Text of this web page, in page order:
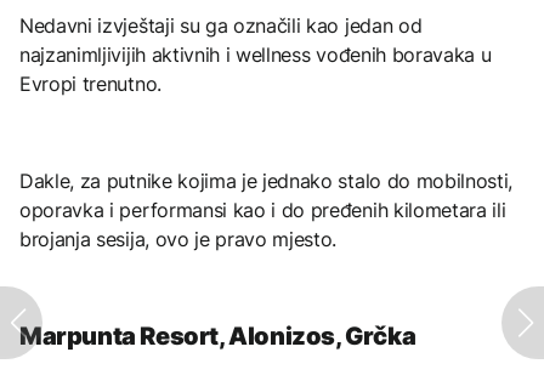
Nedavni izvještaji su ga označili kao jedan od
najzanimljivijih aktivnih i wellness vođenih boravaka u
Evropi trenutno.
Dakle, za putnike kojima je jednako stalo do mobilnosti,
oporavka i performansi kao i do pređenih kilometara ili
brojanja sesija, ovo je pravo mjesto.
Marpunta Resort, Alonizos, Grčka